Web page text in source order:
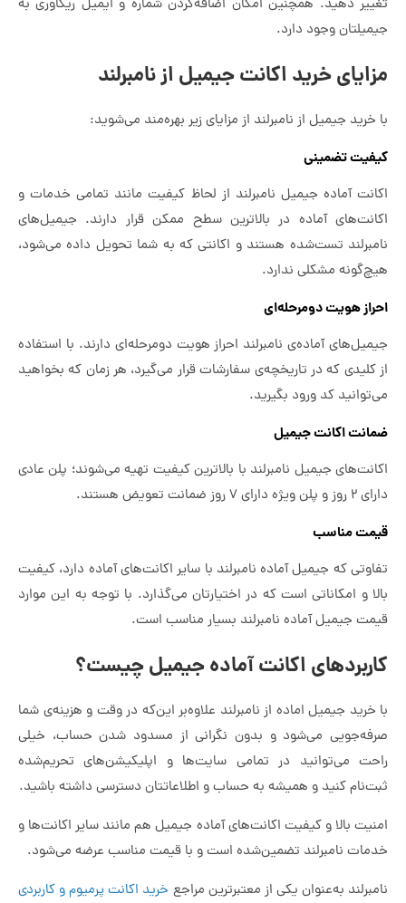
تغییر دهید. همچنین امکان اضافه‌کردن شماره و ایمیل ریکاوری به
جیمیلتان وجود دارد.
مزایای خرید اکانت جیمیل از نامبرلند
با خرید جیمیل از نامبرلند از مزایای زیر بهره‌مند می‌شوید:
کیفیت تضمینی
اکانت آماده جیمیل نامبرلند از لحاظ کیفیت مانند تمامی خدمات و
اکانت‌های آماده در بالاترین سطح ممکن قرار دارند. جیمیل‌های
نامبرلند تست‌شده هستند و اکانتی که به شما تحویل داده می‌شود،
هیچ‌گونه مشکلی ندارد.
احراز هویت دومرحله‌ای
جیمیل‌های آماده‌ی نامبرلند احراز هویت دومرحله‌ای دارند. با استفاده
از کلیدی که در تاریخچه‌ی سفارشات قرار می‌گیرد، هر زمان که بخواهید
می‌توانید کد ورود بگیرید.
ضمانت اکانت جیمیل
اکانت‌های جیمیل نامبرلند با بالاترین کیفیت تهیه می‌شوند؛ پلن عادی
دارای ۲ روز و پلن ویژه دارای ۷ روز ضمانت تعویض هستند.
قیمت مناسب
تفاوتی که جیمیل آماده نامبرلند با سایر اکانت‌های آماده دارد، کیفیت
بالا و امکاناتی است که در اختیارتان می‌گذارد. با توجه به این موارد
قیمت جیمیل آماده نامبرلند بسیار مناسب است.
کاربردهای اکانت آماده جیمیل چیست؟
‌با خرید جیمیل اماده از نامبرلند علاوه‌بر این‌که در وقت و هزینه‌ی شما
صرفه‌جویی می‌شود و بدون نگرانی از مسدود شدن حساب، خیلی
راحت می‌توانید در تمامی سایت‌ها و اپلیکیشن‌های تحریم‌شده
ثبت‌نام کنید و همیشه به حساب و اطلاعاتتان دسترسی داشته باشید.
امنیت بالا و کیفیت اکانت‌های آماده جیمیل هم مانند سایر اکانت‌ها و
خدمات نامبرلند تضمین‌شده است و با قیمت مناسب عرضه می‌شود.
نامبرلند به‌عنوان یکی از معتبرترین مراجع خرید اکانت پرمیوم و کاربردی